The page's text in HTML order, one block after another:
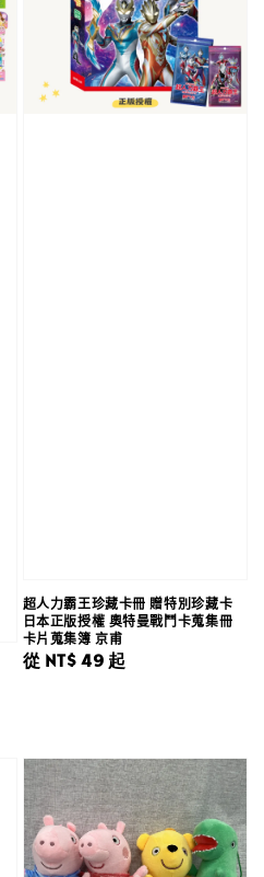
超人力霸王珍藏卡冊 贈特別珍藏卡
日本正版授權 奧特曼戰鬥卡蒐集冊
卡片蒐集簿 京甫
Regular
從 NT$ 49 起